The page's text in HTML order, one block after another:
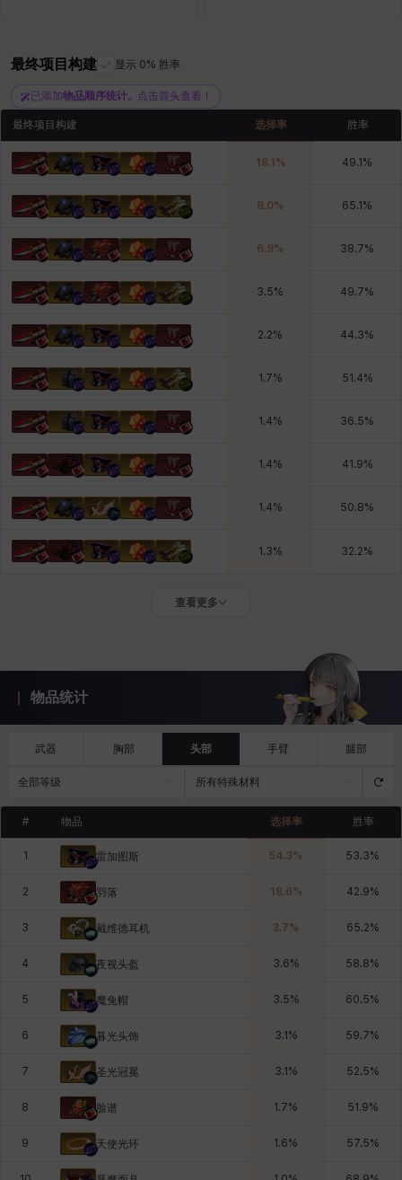
雷妮 马库斯 马格努斯
最终项目构建 显示 0% 胜率
已添加物品顺序统计。点击箭头查看！
最终项目构建 选择率 胜率
18.1 % 49.1 %
8.0% 65.1 %
6.9% 38.7%
3.5% 49.7%
2.2% 44.3%
1.7% 51.4%
1.4% 36.5%
1.4% 41.9%
1.4% 50.8%
1.3% 32.2%
查看更多
物品统计
武器 胸部 头部 手臂 腿部
全部等级 所有特殊材料
# 物品 选择率 胜率
1 雷加图斯 54.3% 53.3%
2 羽落 18.6% 42.9%
3 戴维德耳机 3.7% 65.2%
4 夜视头盔 3.6% 58.8%
5 魔兔帽 3.5% 60.5%
6 暮光头饰 3.1 % 59.7%
7 圣光冠冕 3.1 % 52.5%
8 脸谱 1.7% 51.9%
9 天使光环 1.6% 57.5%